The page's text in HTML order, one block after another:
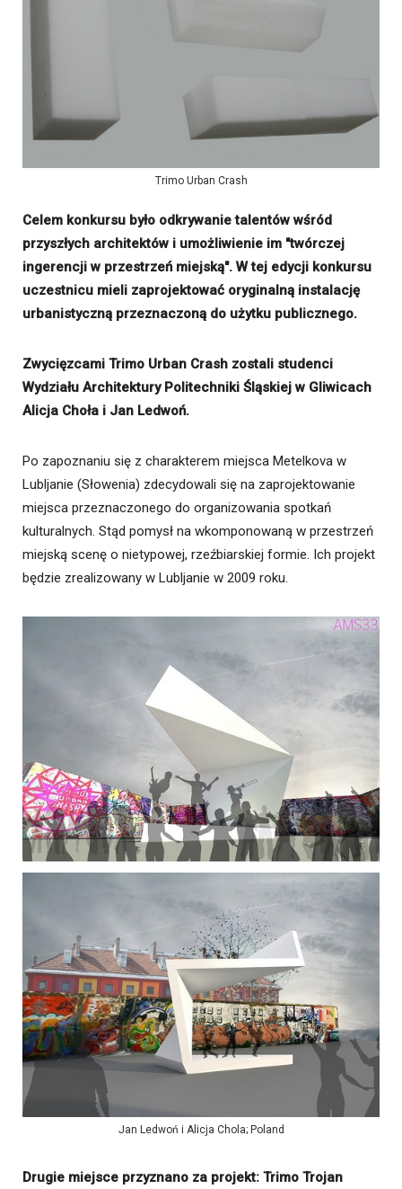
Trimo Urban Crash
Celem konkursu było odkrywanie talentów wśród
przyszłych architektów i umożliwienie im "twórczej
ingerencji w przestrzeń miejską". W tej edycji konkursu
uczestnicu mieli zaprojektować oryginalną instalację
urbanistyczną przeznaczoną do użytku publicznego.
Zwycięzcami Trimo Urban Crash zostali studenci
Wydziału Architektury Politechniki Śląskiej w Gliwicach
Alicja Choła i Jan Ledwoń.
Po zapoznaniu się z charakterem miejsca Metelkova w
Lubljanie (Słowenia) zdecydowali się na zaprojektowanie
miejsca przeznaczonego do organizowania spotkań
kulturalnych. Stąd pomysł na wkomponowaną w przestrzeń
miejską scenę o nietypowej, rzeźbiarskiej formie. Ich projekt
będzie zrealizowany w Lubljanie w 2009 roku.
Jan Ledwoń i Alicja Chola; Poland
Drugie miejsce przyznano za projekt: Trimo Trojan